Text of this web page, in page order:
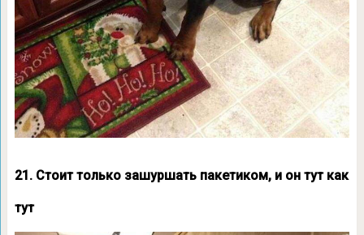
21. Стоит только зашуршать пакетиком, и он тут как
тут